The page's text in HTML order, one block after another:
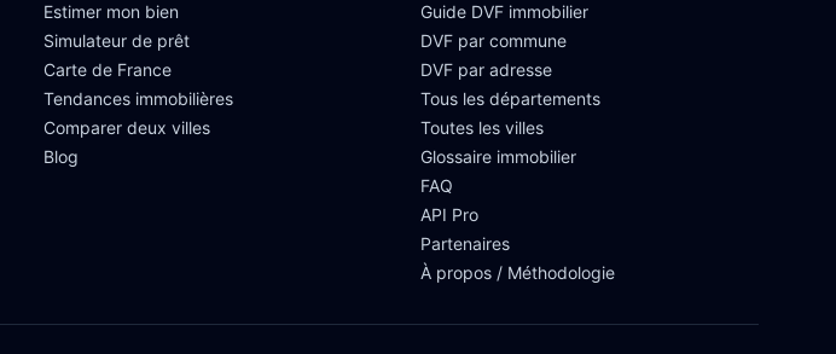
Estimer mon bien
Simulateur de prêt
Carte de France
Tendances immobilières
Comparer deux villes
Blog
Guide DVF immobilier
DVF par commune
DVF par adresse
Tous les départements
Toutes les villes
Glossaire immobilier
FAQ
API Pro
Partenaires
À propos / Méthodologie